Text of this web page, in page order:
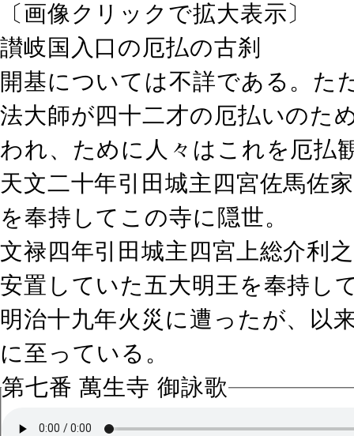
〔画像クリックで拡大表示〕
讃岐国入口の厄払の古刹
開基については不詳である。た
法大師が四十二才の厄払いのた
われ、ために人々はこれを厄払
天文二十年引田城主四宮佐馬佐
を奉持してこの寺に隠世。
文禄四年引田城主四宮上総介利
安置していた五大明王を奉持し
明治十九年火災に遭ったが、以
に至っている。
第七番 萬生寺 御詠歌